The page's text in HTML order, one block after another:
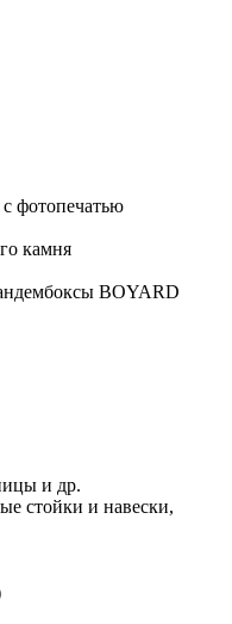
фотопечатью
камня
BOYARD
и др.
стойки и навески,